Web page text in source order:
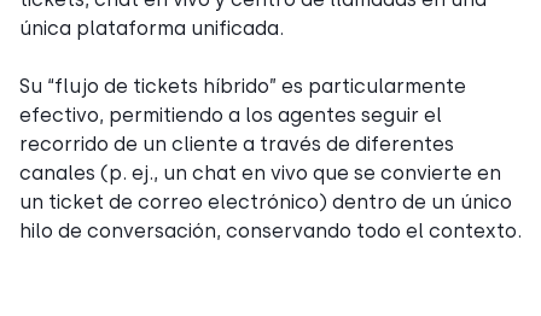
única plataforma unificada.
Su “flujo de tickets híbrido” es particularmente
efectivo, permitiendo a los agentes seguir el
recorrido de un cliente a través de diferentes
canales (p. ej., un chat en vivo que se convierte en
un ticket de correo electrónico) dentro de un único
hilo de conversación, conservando todo el contexto.